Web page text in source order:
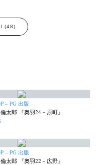
(32)
(44) Tomonori Ryu
(48)
– PG 出版
太郎 『奥羽24－原町』
– PG 出版
太郎 『奥羽22－広野』